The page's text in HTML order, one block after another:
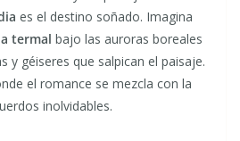
es el destino soñado. Imagina
termal bajo las auroras boreales
y géiseres que salpican el paisaje.
el romance se mezcla con la
inolvidables.